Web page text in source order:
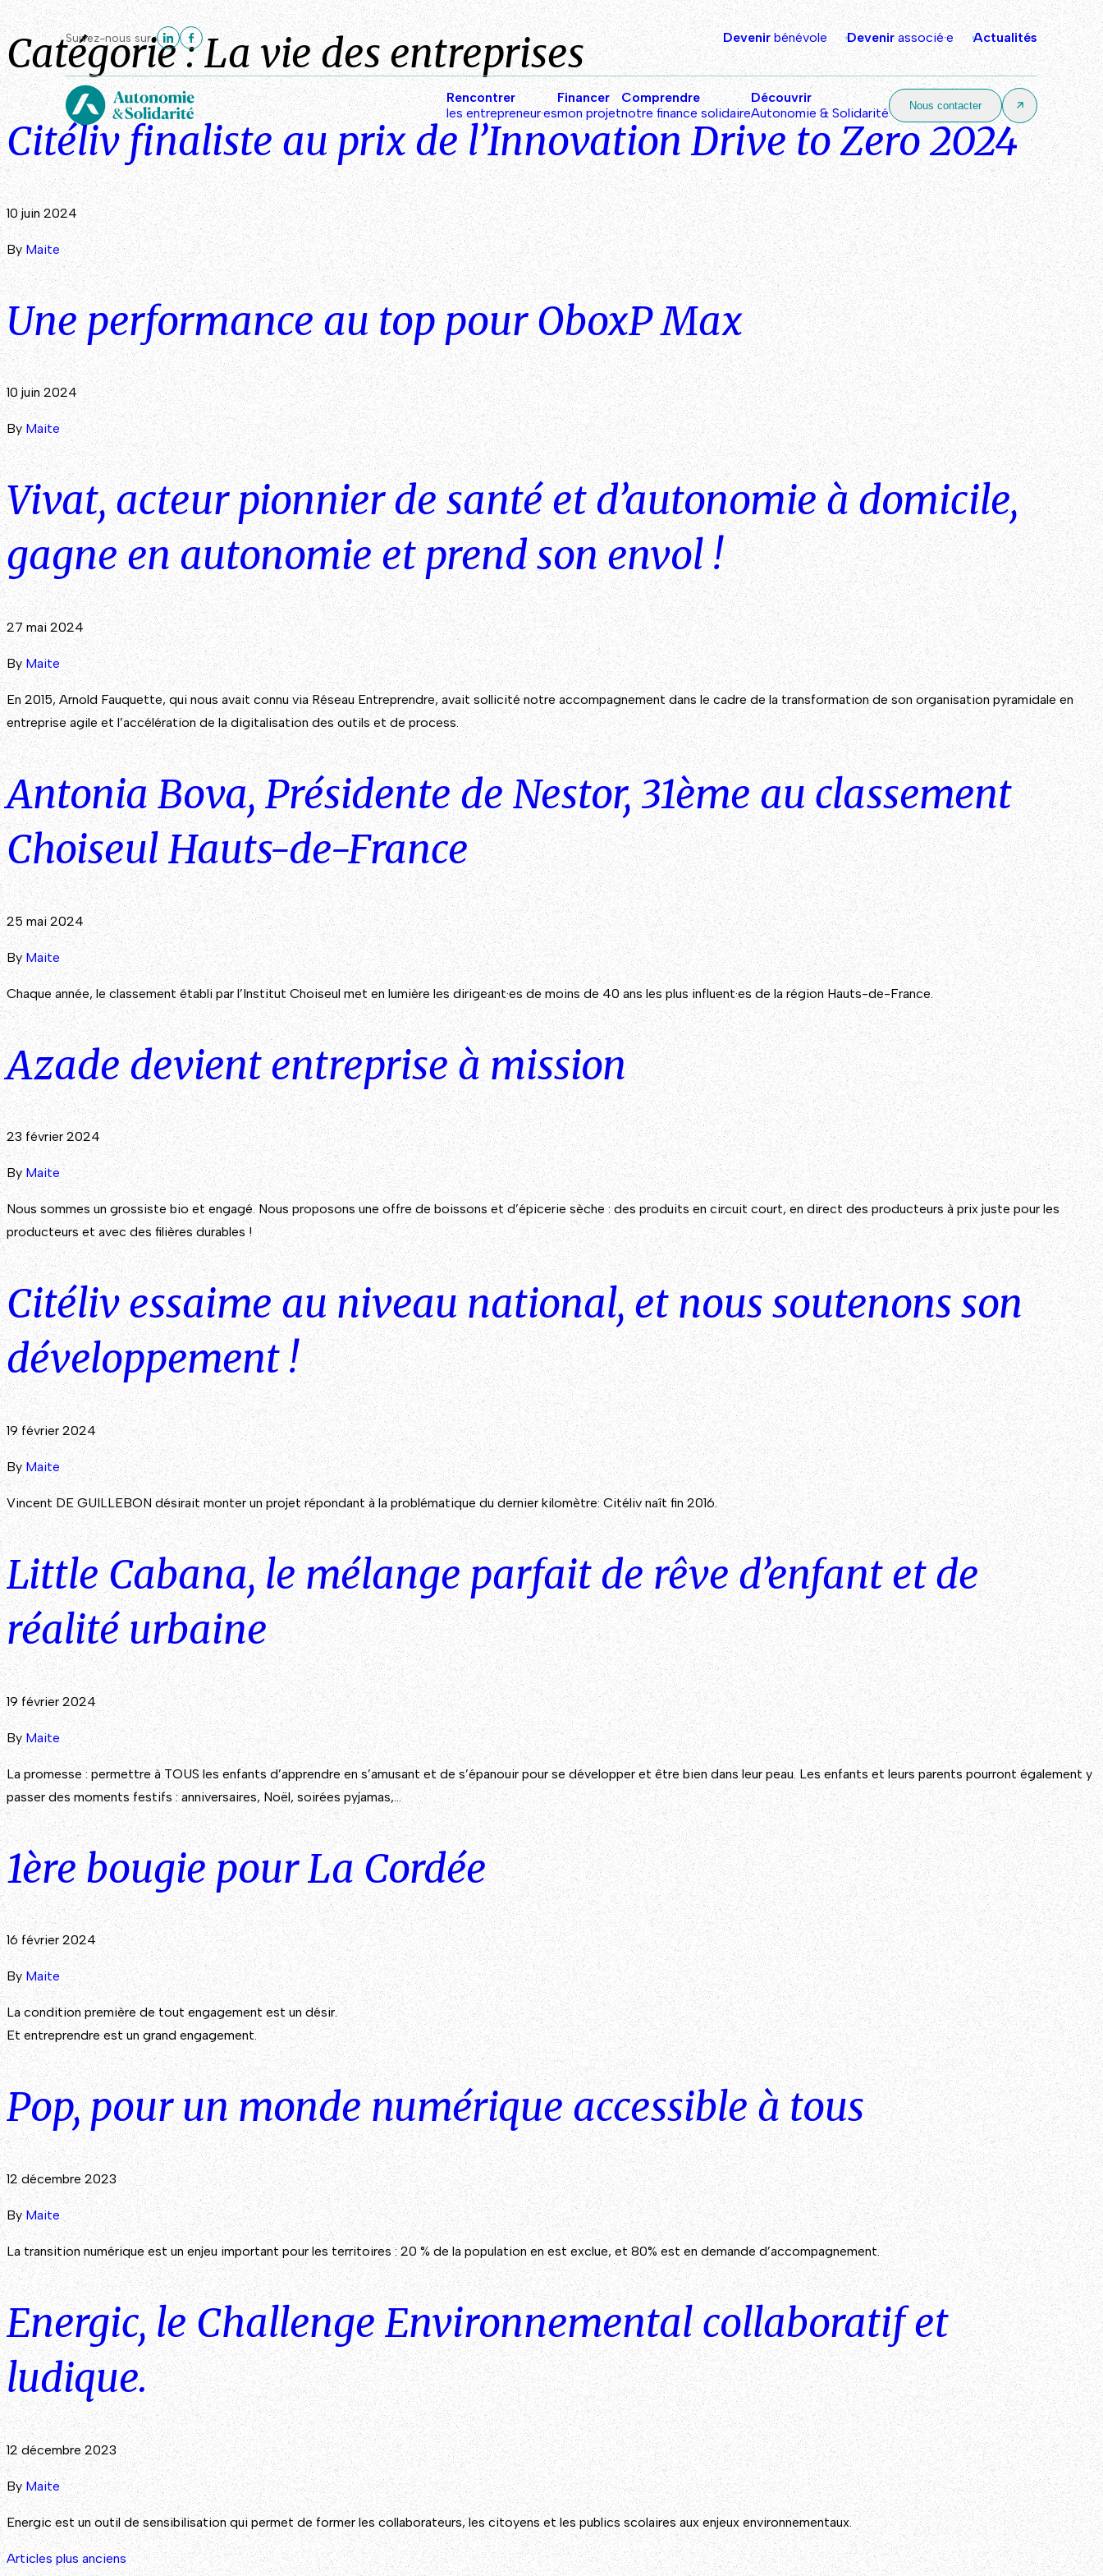
Suivez-nous sur : Devenirbénévole Devenirassocié·e Actualités
Rencontrer
les entrepreneur·es
Financer
mon projet
Comprendre
notre finance solidaire
Découvrir
Autonomie & Solidarité
Nous contacter
Catégorie :La vie des entreprises
Citéliv finaliste au prix de l’Innovation Drive to Zero 2024
10 juin 2024
By Maite
Une performance au top pour OboxP Max
10 juin 2024
By Maite
Vivat, acteur pionnier de santé et d’autonomie à domicile,
gagne en autonomie et prend son envol !
27 mai 2024
By Maite
En 2015, Arnold Fauquette, qui nous avait connu via Réseau Entreprendre, avait sollicité notre accompagnement dans le cadre de la transformation de son organisation pyramidale en
entreprise agile et l’accélération de la digitalisation des outils et de process.
Antonia Bova, Présidente de Nestor, 31ème au classement
Choiseul Hauts-de-France
25 mai 2024
By Maite
Chaque année, le classement établi par l’Institut Choiseul met en lumière les dirigeant·es de moins de 40 ans les plus influent·es de la région Hauts-de-France.
Azade devient entreprise à mission
23 février 2024
By Maite
Nous sommes un grossiste bio et engagé. Nous proposons une offre de boissons et d’épicerie sèche : des produits en circuit court, en direct des producteurs à prix juste pour les
producteurs et avec des filières durables !
Citéliv essaime au niveau national, et nous soutenons son
développement !
19 février 2024
By Maite
Vincent DE GUILLEBON désirait monter un projet répondant à la problématique du dernier kilomètre: Citéliv naît fin 2016.
Little Cabana, le mélange parfait de rêve d’enfant et de
réalité urbaine
19 février 2024
By Maite
La promesse : permettre à TOUS les enfants d’apprendre en s’amusant et de s’épanouir pour se développer et être bien dans leur peau. Les enfants et leurs parents pourront également y
passer des moments festifs : anniversaires, Noël, soirées pyjamas,…
1ère bougie pour La Cordée
16 février 2024
By Maite
La condition première de tout engagement est un désir.
Et entreprendre est un grand engagement.
Pop, pour un monde numérique accessible à tous
12 décembre 2023
By Maite
La transition numérique est un enjeu important pour les territoires : 20 % de la population en est exclue, et 80% est en demande d’accompagnement.
Energic, le Challenge Environnemental collaboratif et
ludique.
12 décembre 2023
By Maite
Energic est un outil de sensibilisation qui permet de former les collaborateurs, les citoyens et les publics scolaires aux enjeux environnementaux.
Articles plus anciens